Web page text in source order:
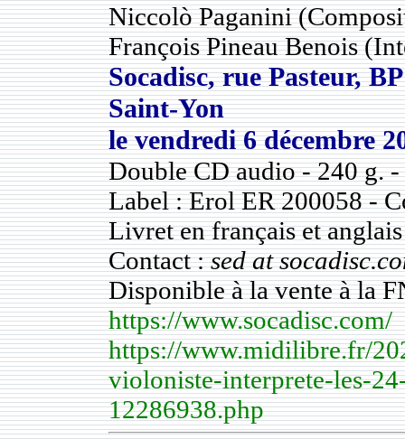
Niccolò Paganini
François Pineau Benois
Socadisc, rue Pasteur,
Saint-Yon
levendredi 6 décembre
Double CD audio - 240 g.
Label : Erol ER 200058 -
Livret en français et anglais
Contact :sed at
Disponible à la vente à la
https://www.socadisc.com/
https://www.midilibre.fr/
violoniste-interprete-les-
12286938.php